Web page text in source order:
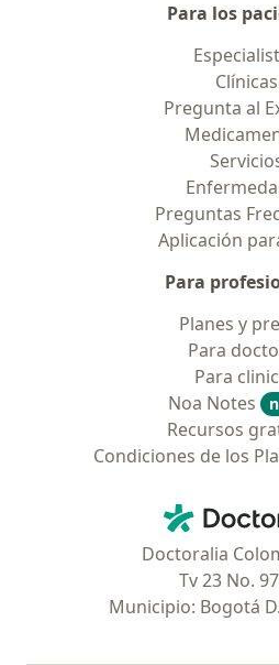
Para los
Clínicas
Pregunta al
Preguntas
Aplicación
Para
Planes y
Para
Para
Noa Notes
Recursos
Condiciones de los
Doctoralia
Tv 23 No.
Municipio: Bogotá